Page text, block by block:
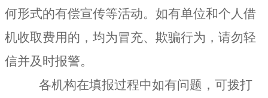
何形式的有偿宣传等活动。如有单位和个人借
机收取费用的，均为冒充、欺骗行为，请勿轻
信并及时报警。
各机构在填报过程中如有问题，可拨打